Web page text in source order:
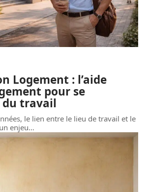
Logement : l’aide
pour se
travail
le lien entre le lieu de travail et le
enjeu…